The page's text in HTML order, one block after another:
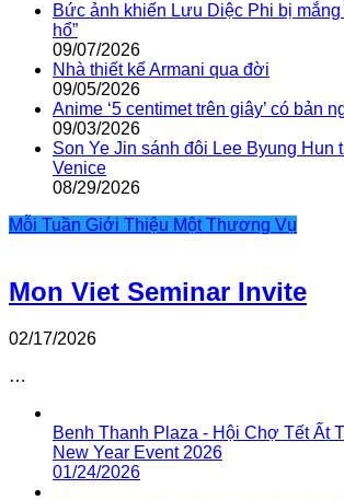
Bức ảnh khiến Lưu Diệc Phi bị mắng
hổ”
09/07/2026
Nhà thiết kế Armani qua đời
09/05/2026
Anime ‘5 centimet trên giây’ có bản
09/03/2026
Son Ye Jin sánh đôi Lee Byung Hun
Venice
08/29/2026
Mỗi Tuần Giới Thiệu Một Thương Vụ
Mon Viet Seminar Invite
02/17/2026
…
Benh Thanh Plaza - Hội Chợ Tết Ất
New Year Event 2026
01/24/2026